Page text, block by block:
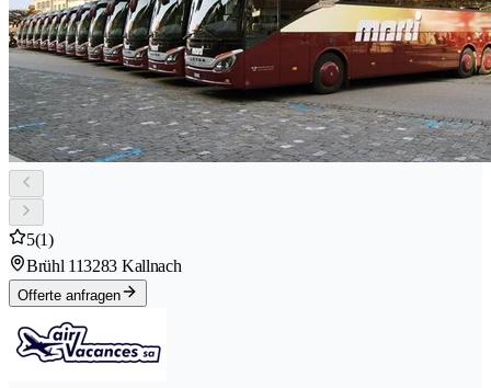
5(1)
Brühl 113283 Kallnach
Offerte anfragen